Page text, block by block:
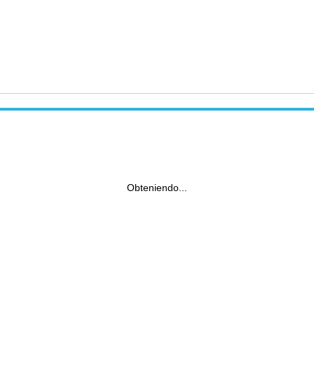
Obteniendo...